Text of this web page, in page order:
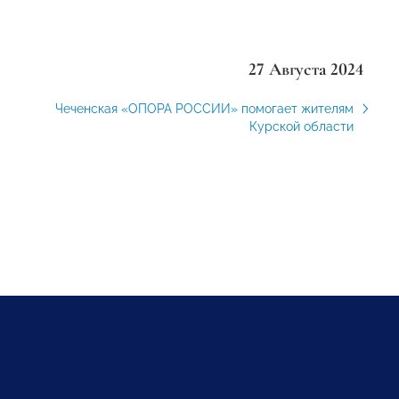
27 Августа 2024
Чеченская «ОПОРА РОССИИ» помогает жителям
Курской области